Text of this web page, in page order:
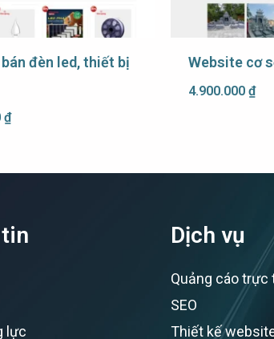
đèn led, thiết bị
₫
Website cơ
4.900.000 ₫
lực
Dịch vụ
Quảng cáo trực
SEO
Thiết kế